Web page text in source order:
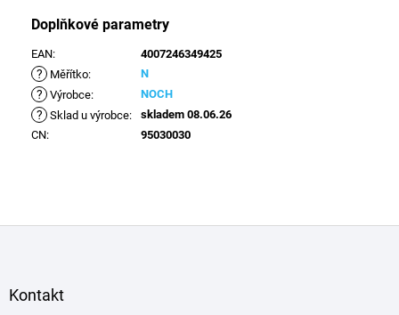
Doplňkové parametry
EAN: 4007246349425
? Měřítko: N
? Výrobce: NOCH
? Sklad u výrobce:
skladem 08.06.26
CN: 95030030
Kontakt